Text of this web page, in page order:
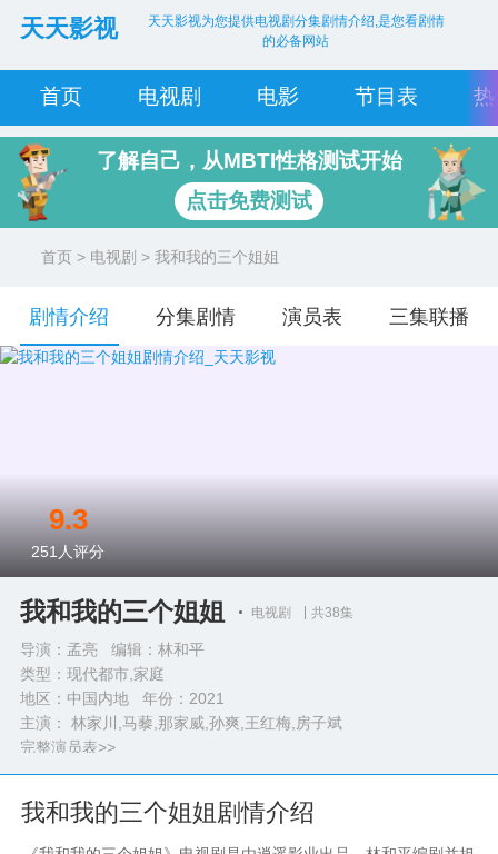
天天影视
天天影视为您提供电视剧分集剧情介绍,是您看剧情
的必备网站
首页 电视剧 电影 节目表
了解自己，从MBTI性格测试开始
点击免费测试
首页 > 电视剧 > 我和我的三个姐姐
剧情介绍 分集剧情 演员表 三集联播
我和我的三个姐姐 电视剧 共38集
导演：孟亮 编辑：林和平
类型： 现代都市,家庭
地区：中国内地 年份： 2021
主演： 林家川,马藜,那家威,孙爽,王红梅,房子斌
完整演员表>>
9.3
251 人评分
我和我的三个姐姐剧情介绍